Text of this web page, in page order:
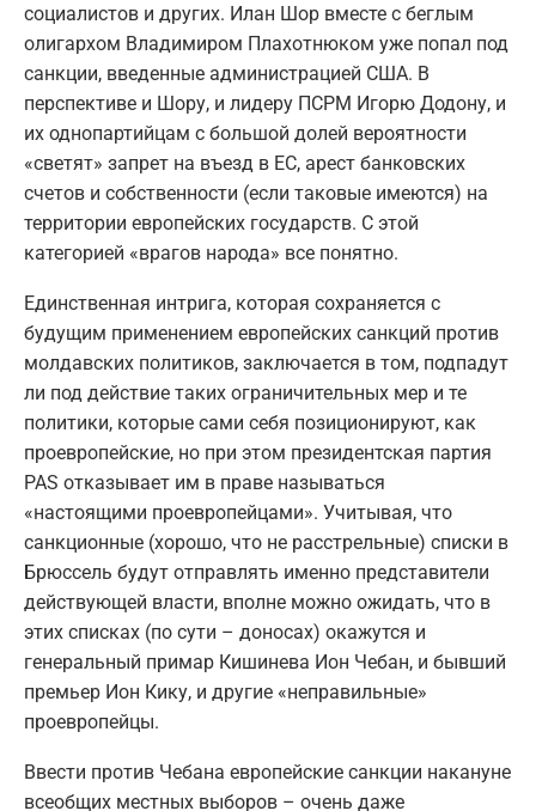
социалистов и других. Илан Шор вместе с беглым
олигархом Владимиром Плахотнюком уже попал под
санкции, введенные администрацией США. В
перспективе и Шору, и лидеру ПСРМ Игорю Додону, и
их однопартийцам с большой долей вероятности
«светят» запрет на въезд в ЕС, арест банковских
счетов и собственности (если таковые имеются) на
территории европейских государств. С этой
категорией «врагов народа» все понятно.
Единственная интрига, которая сохраняется с
будущим применением европейских санкций против
молдавских политиков, заключается в том, подпадут
ли под действие таких ограничительных мер и те
политики, которые сами себя позиционируют, как
проевропейские, но при этом президентская партия
PAS отказывает им в праве называться
«настоящими проевропейцами». Учитывая, что
санкционные (хорошо, что не расстрельные) списки в
Брюссель будут отправлять именно представители
действующей власти, вполне можно ожидать, что в
этих списках (по сути – доносах) окажутся и
генеральный примар Кишинева Ион Чебан, и бывший
премьер Ион Кику, и другие «неправильные»
проевропейцы.
Ввести против Чебана европейские санкции накануне
всеобщих местных выборов – очень даже